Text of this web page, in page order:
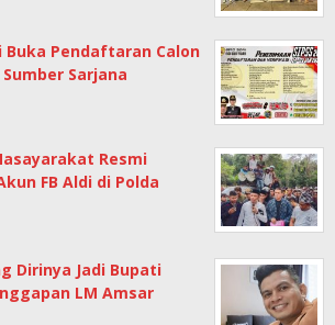
Buka Pendaftaran Calon
Sarjana
Resmi
FB Aldi di Polda
Dirinya Jadi Bupati
LM Amsar